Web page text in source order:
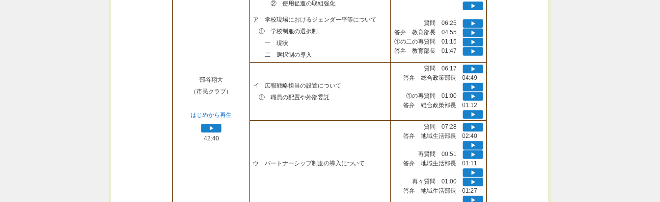
② 使用促進の取組強化
部谷翔大
（市民クラブ）
はじめから再生
42:40
ア 学校現場におけるジェンダー平等について
① 学校制服の選択制
一 現状
二 選択制の導入
質問 06:25
答弁 教育部長 04:55
①の二の再質問 01:15
答弁 教育部長 01:47
イ 広報戦略担当の設置について
① 職員の配置や外部委託
質問 06:17
答弁 総合政策部長 04:49
①の再質問 01:00
答弁 総合政策部長 01:12
ウ パートナーシップ制度の導入について
質問 07:28
答弁 地域生活部長 02:40
再質問 00:51
答弁 地域生活部長 01:11
再々質問 01:00
答弁 地域生活部長 01:27